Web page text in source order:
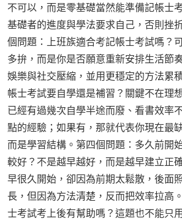
不可以，而是零基礎當然能準備記帳士
基礎者的進度與學法要求自己，否則挫
個問題：上班族適合考記帳士考試嗎？
多拚，而是你是否願意重新安排生活節
娛樂與社交壓縮，並用更穩定的方法累
帳士考試要自學還是補習？關鍵不在理
已經有過幾次自學半途而廢、看書效率
點的經驗；如果有，那就代表你現在最
而是學習結構。第四個問題：多久前開
較好？不是越早越好，而是越早建立正
早很久開始，卻因為前期太鬆散，後面
長，但因為方法清楚，反而把效率拉高
士考試考上後有幫助嗎？這題也不能只